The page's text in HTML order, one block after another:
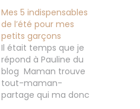
Mes 5 indispensables
de l’été pour mes
petits garçons
Il était temps que je
répond à Pauline du
blog Maman trouve
tout-maman-
partage qui ma donc